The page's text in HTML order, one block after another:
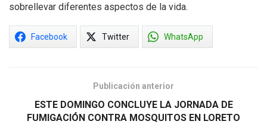
sobrellevar diferentes aspectos de la vida.
Facebook Twitter WhatsApp
Publicación anterior
ESTE DOMINGO CONCLUYE LA JORNADA DE
FUMIGACIÓN CONTRA MOSQUITOS EN LORETO